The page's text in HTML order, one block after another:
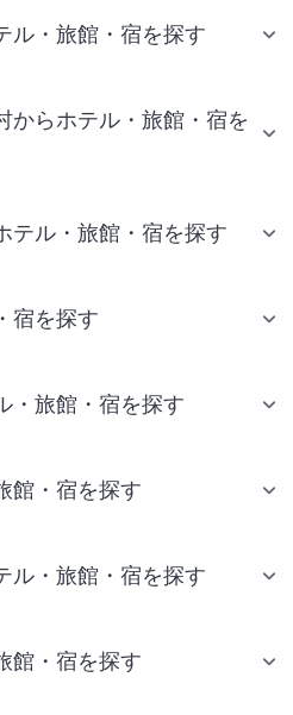
ル・旅館・宿を探す
からホテル・旅館・宿を
テル・旅館・宿を探す
宿を探す
・旅館・宿を探す
館・宿を探す
ル・旅館・宿を探す
館・宿を探す